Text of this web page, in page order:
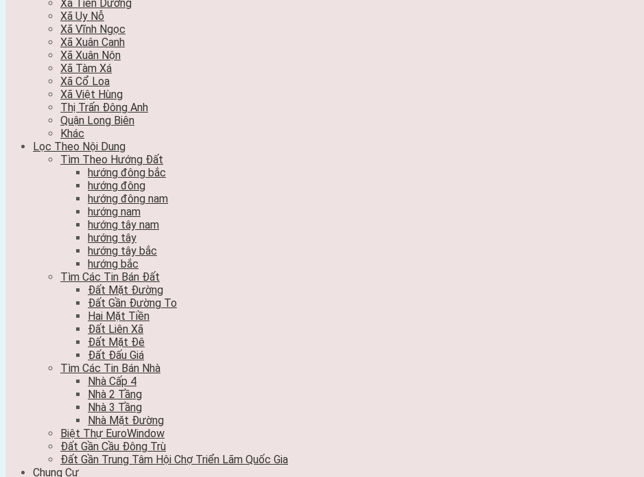
Xã Tiên Dương
Xã Uy Nỗ
Xã Vĩnh Ngọc
Xã Xuân Canh
Xã Xuân Nộn
Xã Tàm Xá
Xã Cổ Loa
Xã Việt Hùng
Thị Trấn Đông Anh
Quận Long Biên
Khác
Lọc Theo Nội Dung
Tìm Theo Hướng Đất
hướng đông bắc
hướng đông
hướng đông nam
hướng nam
hướng tây nam
hướng tây
hướng tây bắc
hướng bắc
Tìm Các Tin Bán Đất
Đất Mặt Đường
Đất Gần Đường To
Hai Mặt Tiền
Đất Liên Xã
Đất Mặt Đê
Đất Đấu Giá
Tìm Các Tin Bán Nhà
Nhà Cấp 4
Nhà 2 Tầng
Nhà 3 Tầng
Nhà Mặt Đường
Biệt Thự EuroWindow
Đất Gần Cầu Đông Trù
Đất Gần Trung Tâm Hội Chợ Triển Lãm Quốc Gia
Chung Cư